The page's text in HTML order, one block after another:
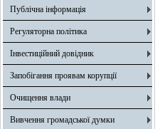
Публічна інформація
Регуляторна політика
Інвестиційний довідник
Запобігання проявам корупції
Очищення влади
Вивчення громадської думки